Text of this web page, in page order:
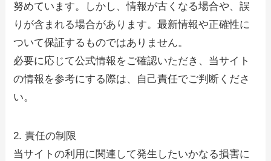
努めています。しかし、情報が古くなる場合や、誤
りが含まれる場合があります。最新情報や正確性に
ついて保証するものではありません。
必要に応じて公式情報をご確認いただき、当サイト
の情報を参考にする際は、自己責任でご判断くださ
い。
2. 責任の制限
当サイトの利用に関連して発生したいかなる損害に